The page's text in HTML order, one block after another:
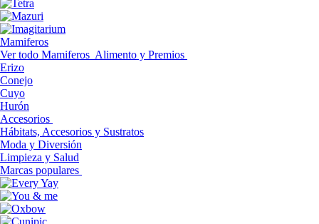
Mamiferos
Ver todo Mamiferos Alimento y Premios
Erizo
Conejo
Cuyo
Hurón
Accesorios
Hábitats, Accesorios y Sustratos
Moda y Diversión
Limpieza y Salud
Marcas populares